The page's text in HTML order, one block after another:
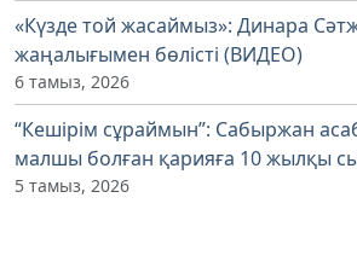
«Күзде той жасаймыз»: Динара
жаңалығымен бөлісті (ВИДЕО)
6 тамыз, 2026
“Кешірім сұраймын”: Сабыржан
малшы болған қарияға 10 жылқы
5 тамыз, 2026